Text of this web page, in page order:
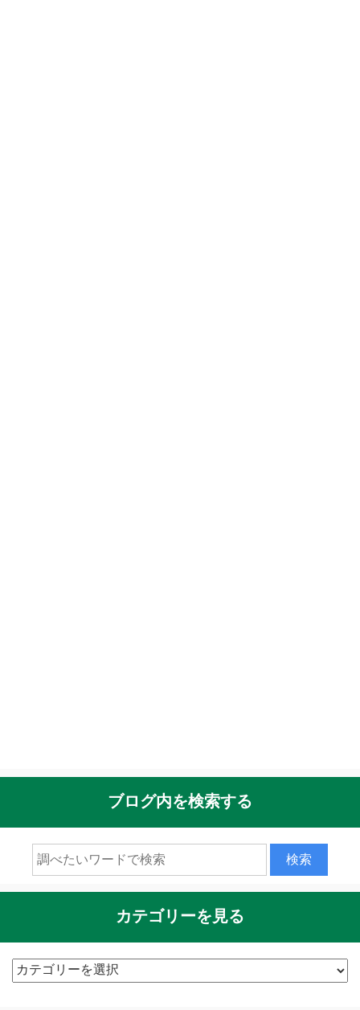
ブログ内を検索する
カテゴリーを見る
カ